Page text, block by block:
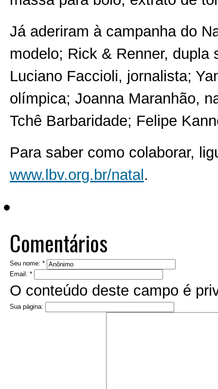
Já aderiram à campanha do
modelo; Rick & Renner,
Luciano Faccioli, jornalista;
olímpica; Joanna Maranhão,
Tchê Barbaridade; Felipe
Para saber como colaborar,
www.lbv.org.br/natal .
Comentários
Seu nome: *
Email: *
O conteúdo deste campo é
Sua página: